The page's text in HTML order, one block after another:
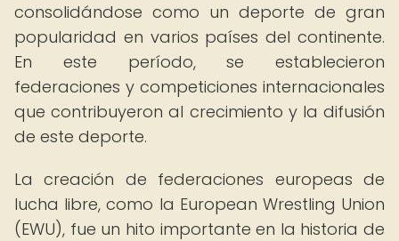
consolidándose como un deporte de gran
popularidad en varios países del continente.
En este período, se establecieron
federaciones y competiciones internacionales
que contribuyeron al crecimiento y la difusión
de este deporte.
La creación de federaciones europeas de
lucha libre, como la European Wrestling Union
(EWU), fue un hito importante en la historia de